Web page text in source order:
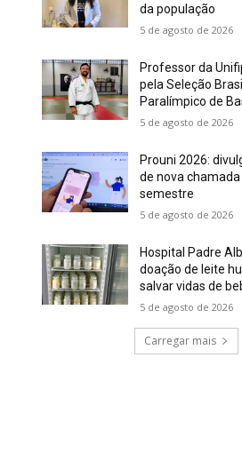
da população
5 de agosto de 2026
Professor da
pela Seleção
Paralímpico de
5 de agosto de 2026
Prouni 2026:
de nova chamada
semestre
5 de agosto de 2026
Hospital Padre
doação de leite
salvar vidas de
5 de agosto de 2026
Carregar mais